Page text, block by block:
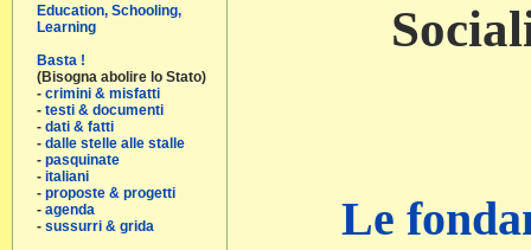
Education, Schooling,
Learning
Basta !
(Bisogna abolire lo Stato)
- crimini & misfatti
- testi & documenti
- dati & fatti
- dalle stelle alle stalle
- pasquinate
- italiani
- proposte & progetti
- agenda
- sussurri & grida
Le